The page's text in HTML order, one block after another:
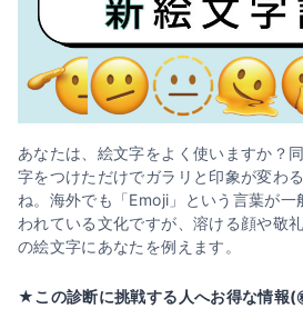
あなたは、絵文字をよく使いますか？
字をつけただけでガラリと印象が変わ
ね。海外でも「Emoji」という言葉が
われている文化ですが、溶ける顔や敬
の絵文字にあなたを例えます。
★この診断に挑戦する人へお得な情報(